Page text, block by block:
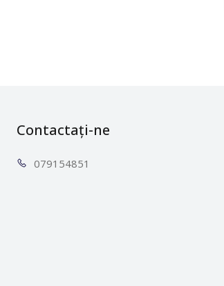
Contactați-ne
0791 54851